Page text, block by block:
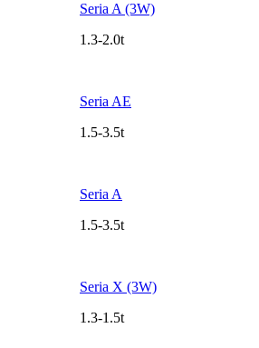
Seria A (3W)
1.3-2.0t
Seria AE
1.5-3.5t
Seria A
1.5-3.5t
Seria X (3W)
1.3-1.5t